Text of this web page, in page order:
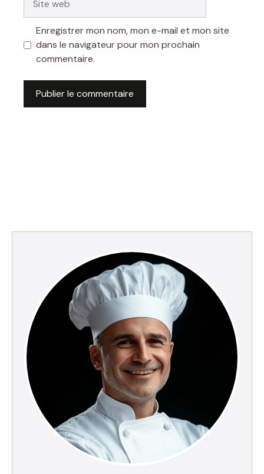
web
Enregistrer mon nom, mon e-mail et mon site
dans le navigateur pour mon prochain
commentaire.